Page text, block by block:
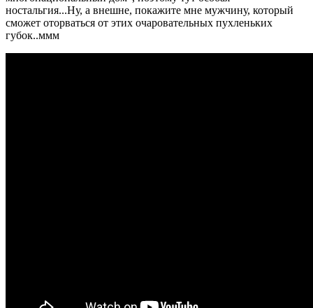
ностальгия...Ну, а внешне, покажите мне мужчину, который
сможет оторваться от этих очаровательных пухленьких
губок..ммм